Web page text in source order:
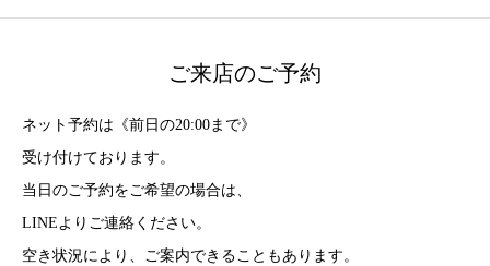
ご来店のご予約
ネット予約は《前日の20:00まで》
受け付けております。
当日のご予約をご希望の場合は、
LINEよりご連絡ください。
空き状況により、ご案内できることもあります。